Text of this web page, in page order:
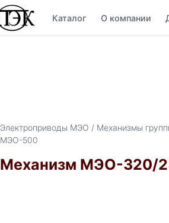
Каталог О компании
Электроприводы МЭО / Механизмы
МЭО-500
Механизм МЭО-320/